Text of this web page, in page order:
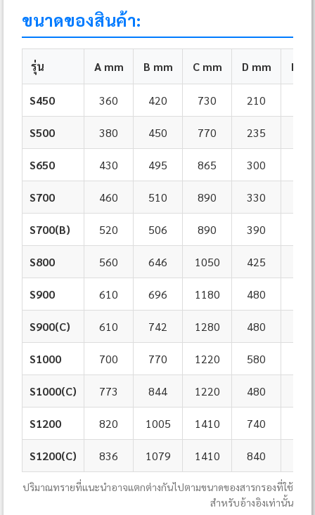
ขนาดของสินค้า:
รุ่น A mm B mm C mm D mm E
S450 360 420 730 210
S500 380 450 770 235
S650 430 495 865 300
S700 460 510 890 330
S700(B) 520 506 890 390
S800 560 646 1050 425
S900 610 696 1180 480
S900(C) 610 742 1280 480
S1000 700 770 1220 580
S1000(C) 773 844 1220 480
S1200 820 1005 1410 740
S1200(C) 836 1079 1410 840
ปริมาณทรายที่แนะนำอาจแตกต่างกันไปตามขนาดของสารกรองที่ใช้
สำหรับอ้างอิงเท่านั้น